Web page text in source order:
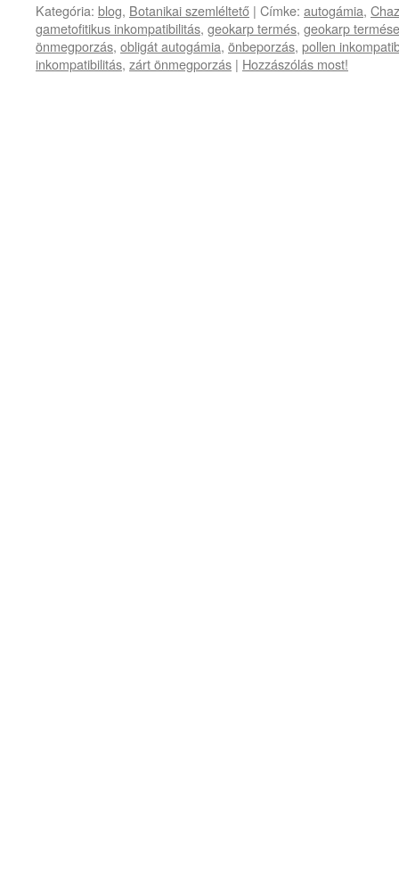
Kategória: blog, Botanikai szemléltető | Címke: autogámia,
gametofitikus inkompatibilitás, geokarp termés, geokarp
önmegporzás, obligát autogámia, önbeporzás, pollen
inkompatibilitás, zárt önmegporzás | Hozzászólás most!